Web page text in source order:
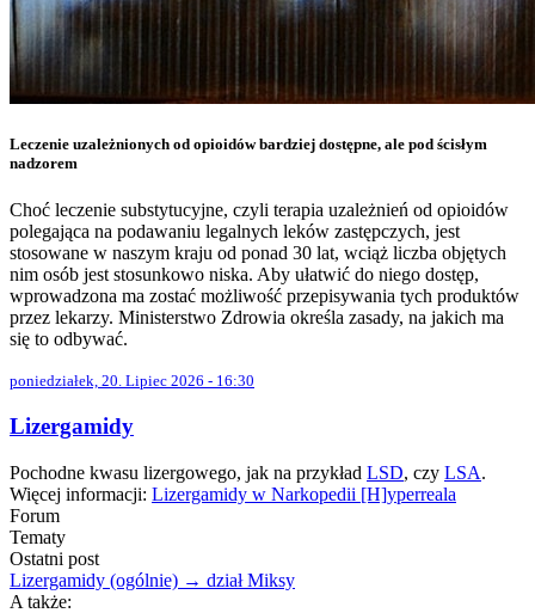
Leczenie uzależnionych od opioidów bardziej dostępne, ale pod ścisłym
nadzorem
Choć leczenie substytucyjne, czyli terapia uzależnień od opioidów
polegająca na podawaniu legalnych leków zastępczych, jest
stosowane w naszym kraju od ponad 30 lat, wciąż liczba objętych
nim osób jest stosunkowo niska. Aby ułatwić do niego dostęp,
wprowadzona ma zostać możliwość przepisywania tych produktów
przez lekarzy. Ministerstwo Zdrowia określa zasady, na jakich ma
się to odbywać.
poniedziałek, 20. Lipiec 2026 - 16:30
Lizergamidy
Pochodne kwasu lizergowego, jak na przykład LSD, czy LSA.
Więcej informacji: Lizergamidy w Narkopedii [H]yperreala
Forum
Tematy
Ostatni post
Lizergamidy (ogólnie) → dział Miksy
A także: